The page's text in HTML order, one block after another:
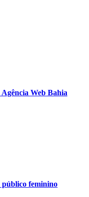
Web Bahia
público feminino